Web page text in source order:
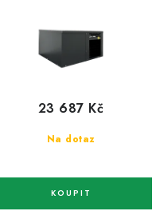
Na dotaz
23 687 Kč